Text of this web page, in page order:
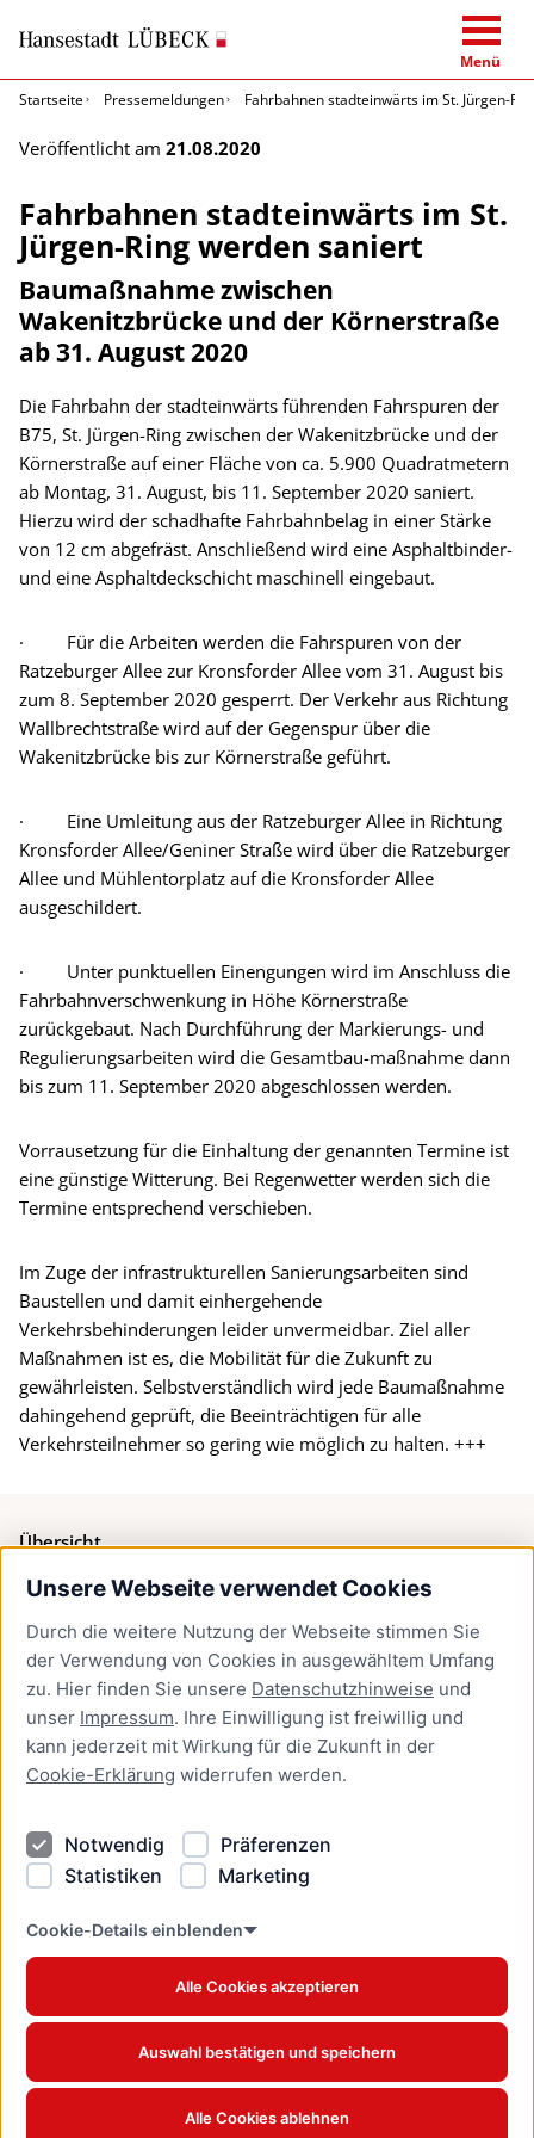
Unsere Webseite verwendet Cookies
Durch die weitere Nutzung der Webseite stimmen Sie
der Verwendung von Cookies in ausgewähltem Umfang
zu. Hier finden Sie unsere Datenschutzhinweise und
unser Impressum. Ihre Einwilligung ist freiwillig und
kann jederzeit mit Wirkung für die Zukunft in der
Cookie-Erklärung widerrufen werden.
Notwendig
Präferenzen
Statistiken
Marketing
Cookie-Details einblenden
Alle Cookies akzeptieren
Auswahl bestätigen und speichern
Alle Cookies ablehnen
Menü
Startseite
Pressemeldungen Fahrbahnen stadteinwärts im St. Jürgen-
Veröffentlicht am 21.08.2020
Fahrbahnen stadteinwärts im St.
Jürgen-Ring werden saniert
Baumaßnahme zwischen
Wakenitzbrücke und der Körnerstraße
ab 31. August 2020
Die Fahrbahn der stadteinwärts führenden Fahrspuren der
B75, St. Jürgen-Ring zwischen der Wakenitzbrücke und der
Körnerstraße auf einer Fläche von ca. 5.900 Quadratmetern
ab Montag, 31. August, bis 11. September 2020 saniert.
Hierzu wird der schadhafte Fahrbahnbelag in einer Stärke
von 12 cm abgefräst. Anschließend wird eine Asphaltbinder-
und eine Asphaltdeckschicht maschinell eingebaut.
· Für die Arbeiten werden die Fahrspuren von der
Ratzeburger Allee zur Kronsforder Allee vom 31. August bis
zum 8. September 2020 gesperrt. Der Verkehr aus Richtung
Wallbrechtstraße wird auf der Gegenspur über die
Wakenitzbrücke bis zur Körnerstraße geführt.
· Eine Umleitung aus der Ratzeburger Allee in Richtung
Kronsforder Allee/Geniner Straße wird über die Ratzeburger
Allee und Mühlentorplatz auf die Kronsforder Allee
ausgeschildert.
· Unter punktuellen Einengungen wird im Anschluss die
Fahrbahnverschwenkung in Höhe Körnerstraße
zurückgebaut. Nach Durchführung der Markierungs- und
Regulierungsarbeiten wird die Gesamtbau-maßnahme dann
bis zum 11. September 2020 abgeschlossen werden.
Vorrausetzung für die Einhaltung der genannten Termine ist
eine günstige Witterung. Bei Regenwetter werden sich die
Termine entsprechend verschieben.
Im Zuge der infrastrukturellen Sanierungsarbeiten sind
Baustellen und damit einhergehende
Verkehrsbehinderungen leider unvermeidbar. Ziel aller
Maßnahmen ist es, die Mobilität für die Zukunft zu
gewährleisten. Selbstverständlich wird jede Baumaßnahme
dahingehend geprüft, die Beeinträchtigen für alle
Verkehrsteilnehmer so gering wie möglich zu halten. +++
Übersicht
Bürgerservice
Presse
Newsletter Lübeck:kompakt
Kontakt
Kontakt
Datenschutzhinweise
Barrierefreiheit
Cookie Erklärung
www.luebeck.de